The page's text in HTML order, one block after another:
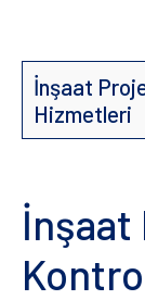
İnşaat
Hizmetleri
Fizibilite ve
İnşaat Yapım
İnşaat